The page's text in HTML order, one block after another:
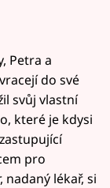
Petra a
do své
svůj vlastní
které je kdysi
pro
nadaný lékař, si